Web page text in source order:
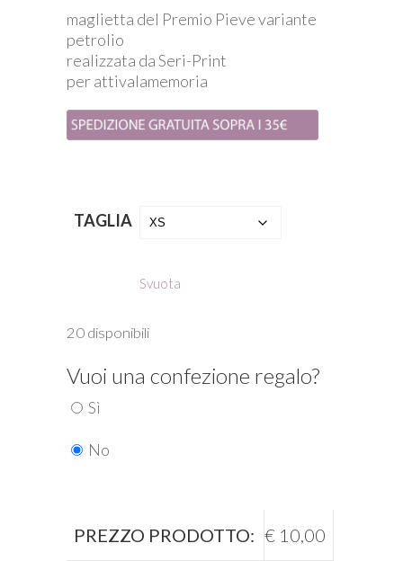
maglietta del Premio Pieve variante
petrolio
realizzata da Seri-Print
per attivalamemoria
TAGLIA
Svuota
20 disponibili
Vuoi una confezione regalo?
Sì
No
PREZZO PRODOTTO: € 10,00